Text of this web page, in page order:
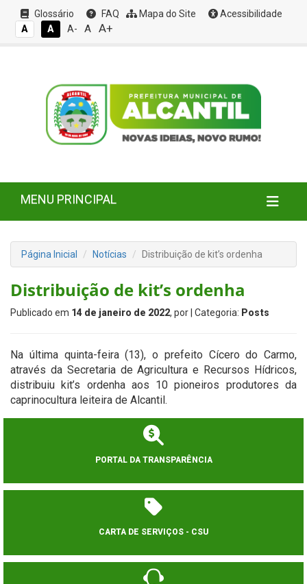
Glossário FAQ Mapa do Site
Acessibilidade
A
A A- A A+
MENU PRINCIPAL
Página Inicial Notícias Distribuição de kit’s ordenha
Distribuição de kit’s ordenha
Publicado em 14 de janeiro de 2022, por | Categoria: Posts
Na última quinta-feira (13), o prefeito Cícero do Carmo,
através da Secretaria de Agricultura e Recursos Hídricos,
distribuiu kit’s ordenha aos 10 pioneiros produtores da
caprinocultura leiteira de Alcantil.
PORTAL DA TRANSPARÊNCIA
CARTA DE SERVIÇOS - CSU